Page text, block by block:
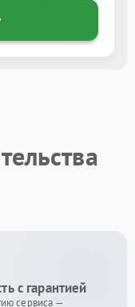
с гарантией
сервиса —